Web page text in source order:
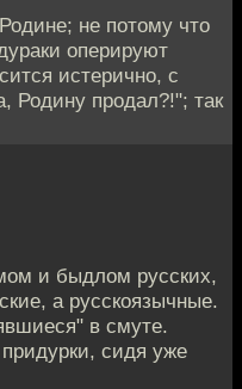
не потому что
оперируют
истерично, с
Родину продал?!"; так
и быдлом русских,
а русскоязычные.
в смуте.
сидя уже